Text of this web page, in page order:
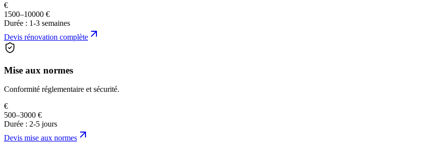
€
1500–10000 €
Durée : 1-3 semaines
Devis rénovation complète
Mise aux normes
Conformité réglementaire et sécurité.
€
500–3000 €
Durée : 2-5 jours
Devis mise aux normes